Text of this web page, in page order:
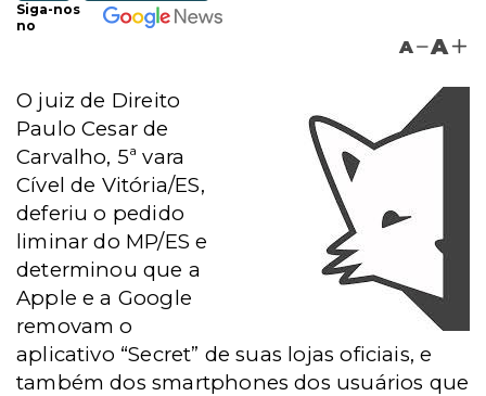
Siga-nos
no
A A
O juiz de Direito
Paulo Cesar de
Carvalho, 5ª vara
Cível de Vitória/ES,
deferiu o pedido
liminar do MP/ES e
determinou que a
Apple e a Google
removam o
aplicativo “Secret” de suas lojas oficiais, e
também dos smartphones dos usuários que